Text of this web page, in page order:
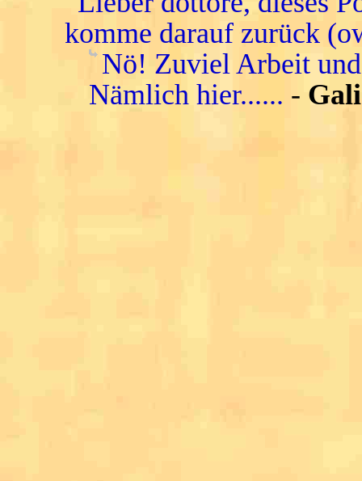
komme darauf zurück
Nö! Zuviel Arbeit und
Nämlich hier...... -